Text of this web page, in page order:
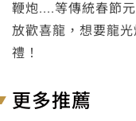
鞭炮....等傳統春節
放歡喜龍，想要龍
禮！
更多推薦